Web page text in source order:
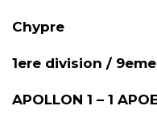
Chypre
1ere division /
APOLLON 1 – 1